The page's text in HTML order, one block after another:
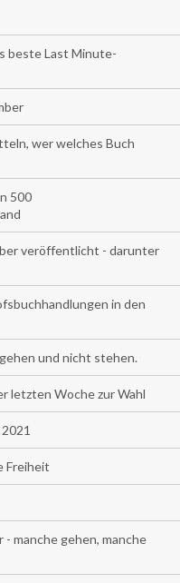
beste Last Minute-
wer welches Buch
500
veröffentlicht - darunter
in den
und nicht stehen.
letzten Woche zur Wahl
Freiheit
manche gehen, manche